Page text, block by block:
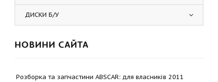
ДИСКИ Б/У
НОВИНИ САЙТА
Розборка та запчастини ABSCAR: для власників 2011